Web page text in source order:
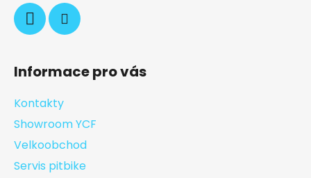
Informace pro vás
Kontakty
Showroom YCF
Velkoobchod
Servis pitbike